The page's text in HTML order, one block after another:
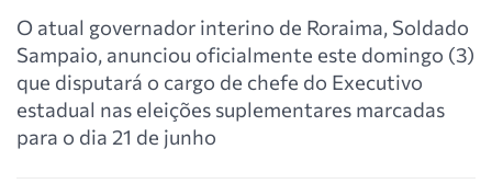
O atual governador interino de Roraima, Soldado
Sampaio, anunciou oficialmente este domingo (3)
que disputará o cargo de chefe do Executivo
estadual nas eleições suplementares marcadas
para o dia 21 de junho